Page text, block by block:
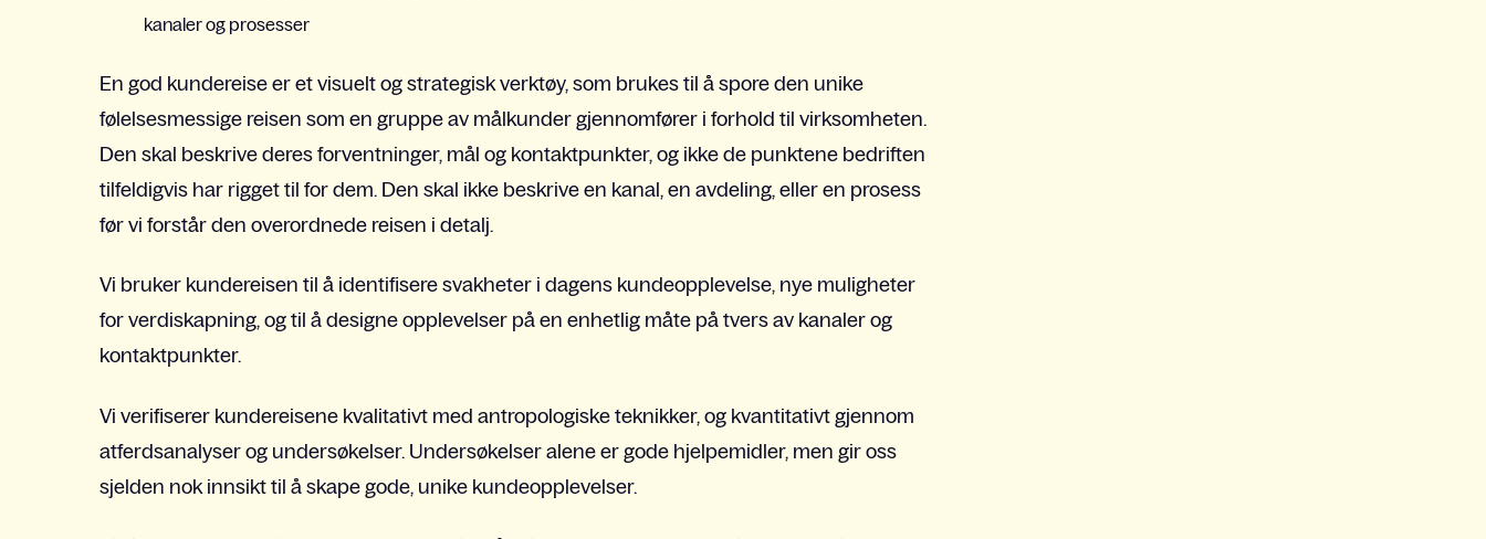
kanaler og prosesser
En god kundereise er et visuelt og strategisk verktøy, som brukes til å spore den unike
følelsesmessige reisen som en gruppe av målkunder gjennomfører i forhold til virksomheten.
Den skal beskrive deres forventninger, mål og kontaktpunkter, og ikke de punktene bedriften
tilfeldigvis har rigget til for dem. Den skal ikke beskrive en kanal, en avdeling, eller en prosess
før vi forstår den overordnede reisen i detalj.
Vi bruker kundereisen til å identifisere svakheter i dagens kundeopplevelse, nye muligheter
for verdiskapning, og til å designe opplevelser på en enhetlig måte på tvers av kanaler og
kontaktpunkter.
Vi verifiserer kundereisene kvalitativt med antropologiske teknikker, og kvantitativt gjennom
atferdsanalyser og undersøkelser. Undersøkelser alene er gode hjelpemidler, men gir oss
sjelden nok innsikt til å skape gode, unike kundeopplevelser.